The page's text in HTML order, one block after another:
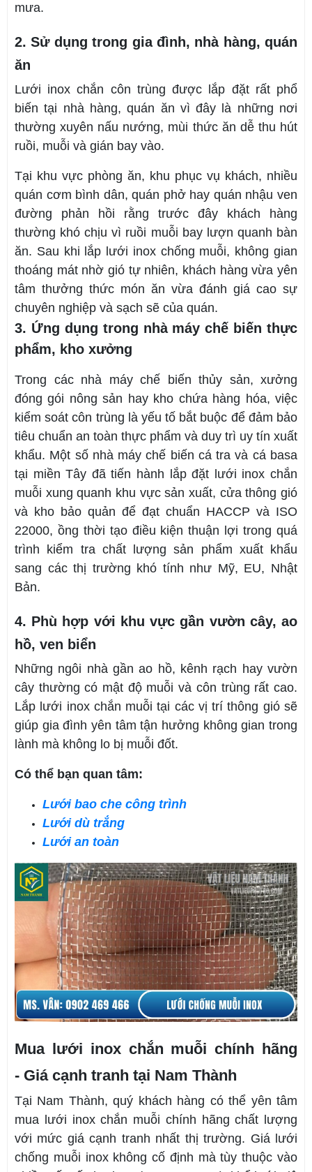
mưa.
2. Sử dụng trong gia đình, nhà hàng, quán
ăn
Lưới inox chắn côn trùng được lắp đặt rất phổ
biến tại nhà hàng, quán ăn vì đây là những nơi
thường xuyên nấu nướng, mùi thức ăn dễ thu hút
ruồi, muỗi và gián bay vào.
Tại khu vực phòng ăn, khu phục vụ khách, nhiều
quán cơm bình dân, quán phở hay quán nhậu ven
đường phản hồi rằng trước đây khách hàng
thường khó chịu vì ruồi muỗi bay lượn quanh bàn
ăn. Sau khi lắp lưới inox chống muỗi, không gian
thoáng mát nhờ gió tự nhiên, khách hàng vừa yên
tâm thưởng thức món ăn vừa đánh giá cao sự
chuyên nghiệp và sạch sẽ của quán.
3. Ứng dụng trong nhà máy chế biến thực
phẩm, kho xưởng
Trong các nhà máy chế biến thủy sản, xưởng
đóng gói nông sản hay kho chứa hàng hóa, việc
kiểm soát côn trùng là yếu tố bắt buộc để đảm bảo
tiêu chuẩn an toàn thực phẩm và duy trì uy tín xuất
khẩu. Một số nhà máy chế biến cá tra và cá basa
tại miền Tây đã tiến hành lắp đặt lưới inox chắn
muỗi xung quanh khu vực sản xuất, cửa thông gió
và kho bảo quản để đạt chuẩn HACCP và ISO
22000, ồng thời tạo điều kiện thuận lợi trong quá
trình kiểm tra chất lượng sản phẩm xuất khẩu
sang các thị trường khó tính như Mỹ, EU, Nhật
Bản.
4. Phù hợp với khu vực gần vườn cây, ao
hồ, ven biển
Những ngôi nhà gần ao hồ, kênh rạch hay vườn
cây thường có mật độ muỗi và côn trùng rất cao.
Lắp lưới inox chắn muỗi tại các vị trí thông gió sẽ
giúp gia đình yên tâm tận hưởng không gian trong
lành mà không lo bị muỗi đốt.
Có thể bạn quan tâm:
Lưới bao che công trình
Lưới dù trắng
Lưới an toàn
Mua lưới inox chắn muỗi chính hãng
- Giá cạnh tranh tại Nam Thành
Tại Nam Thành, quý khách hàng có thể yên tâm
mua lưới inox chắn muỗi chính hãng chất lượng
với mức giá cạnh tranh nhất thị trường. Giá lưới
chống muỗi inox không cố định mà tùy thuộc vào